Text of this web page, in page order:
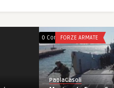
0 CommentsFORZE ARMATE
PaolaCasoli